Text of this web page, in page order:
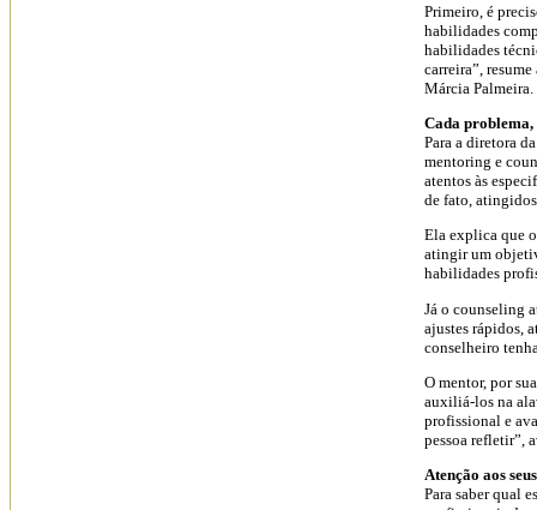
Primeiro, é
habilidades
habilidades
carreira”,
Márcia Palmeira.
Cada problema,
Para a diretora
mentoring e
atentos às
de fato,
Ela explica que
atingir um
habilidades
Já o counseling
ajustes rápidos,
conselheiro
O mentor, por
auxiliá-los na
profissional e
pessoa refletir”,
Atenção aos
Para saber qual